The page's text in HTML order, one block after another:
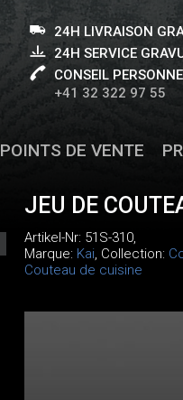
24H LIVRAISON
24H SERVICE
CONSEIL
+41 32 322 97 55
POINTS DE VENTE
JEU DE
Artikel-Nr: 51S-310,
Marque: Kai, Collection:
Couteau de cuisine